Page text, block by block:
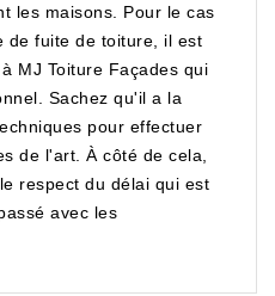
les maisons. Pour le cas
de fuite de toiture, il est
MJ Toiture Façades qui
Sachez qu'il a la
pour effectuer
de l'art. À côté de cela,
respect du délai qui est
avec les